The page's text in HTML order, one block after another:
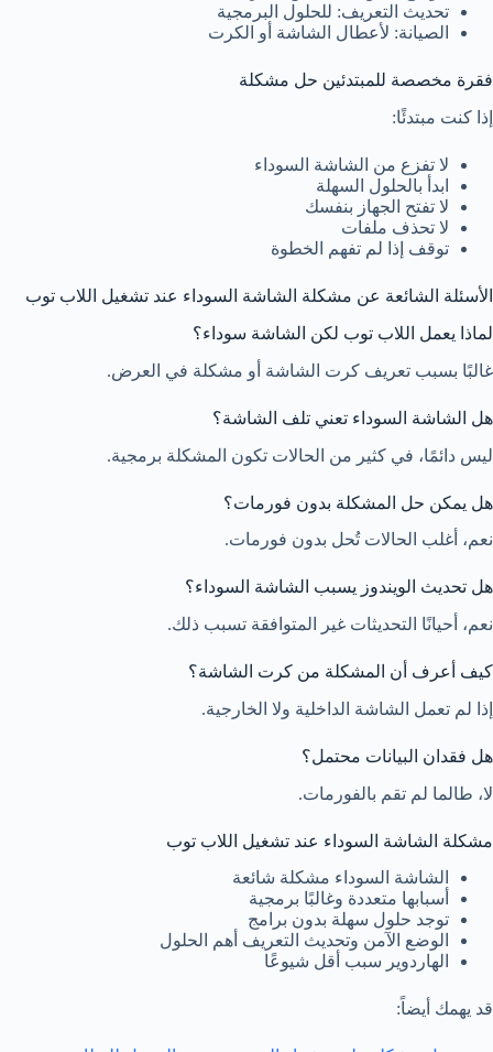
تحديث التعريف: للحلول البرمجية
الصيانة: لأعطال الشاشة أو الكرت
فقرة مخصصة للمبتدئين حل مشكلة
إذا كنت مبتدئًا:
لا تفزع من الشاشة السوداء
ابدأ بالحلول السهلة
لا تفتح الجهاز بنفسك
لا تحذف ملفات
توقف إذا لم تفهم الخطوة
الأسئلة الشائعة عن مشكلة الشاشة السوداء عند تشغيل اللاب توب
لماذا يعمل اللاب توب لكن الشاشة سوداء؟
غالبًا بسبب تعريف كرت الشاشة أو مشكلة في العرض.
هل الشاشة السوداء تعني تلف الشاشة؟
ليس دائمًا، في كثير من الحالات تكون المشكلة برمجية.
هل يمكن حل المشكلة بدون فورمات؟
نعم، أغلب الحالات تُحل بدون فورمات.
هل تحديث الويندوز يسبب الشاشة السوداء؟
نعم، أحيانًا التحديثات غير المتوافقة تسبب ذلك.
كيف أعرف أن المشكلة من كرت الشاشة؟
إذا لم تعمل الشاشة الداخلية ولا الخارجية.
هل فقدان البيانات محتمل؟
لا، طالما لم تقم بالفورمات.
مشكلة الشاشة السوداء عند تشغيل اللاب توب
الشاشة السوداء مشكلة شائعة
أسبابها متعددة وغالبًا برمجية
توجد حلول سهلة بدون برامج
الوضع الآمن وتحديث التعريف أهم الحلول
الهاردوير سبب أقل شيوعًا
قد يهمك أيضاً: